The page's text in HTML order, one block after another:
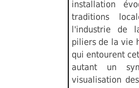
installation
traditions
l'industrie de
piliers de la vie
qui entourent
autant un
visualisation